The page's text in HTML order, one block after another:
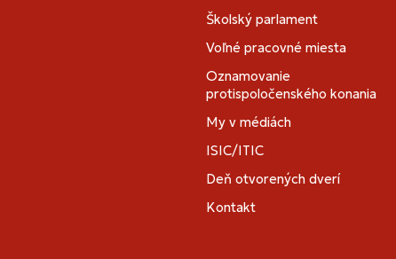
Školský parlament
Voľné pracovné miesta
Oznamovanie
protispoločenského konania
My v médiách
ISIC/ITIC
Deň otvorených dverí
Kontakt